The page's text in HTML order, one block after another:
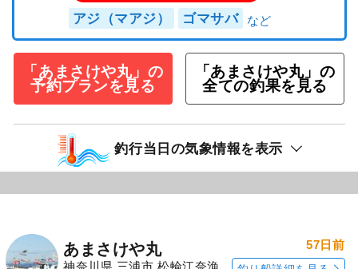
アジ（マアジ） ゴマサバ
「あまさけや丸」の
予約プランを見る
「あまさけや丸」の
全ての釣果を見る
釣行当日の気象情報を表示
あまさけや丸
神奈川県 三浦市 松輪江奈漁
57日前